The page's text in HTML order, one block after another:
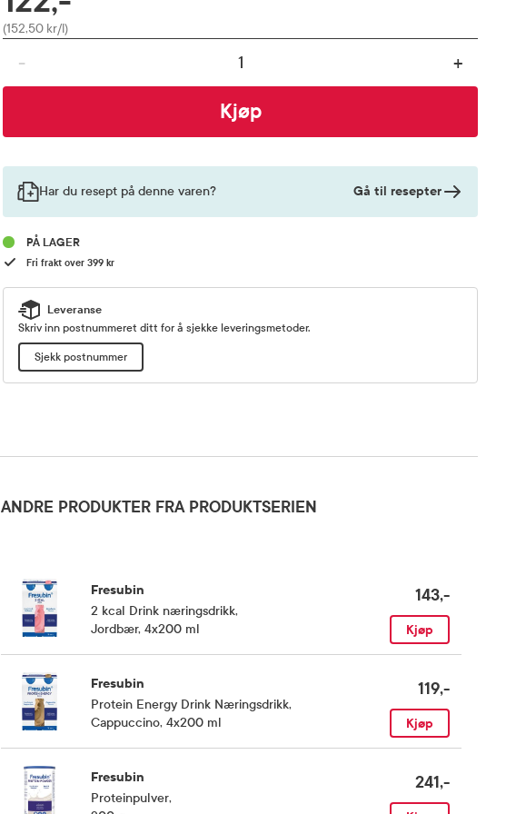
Pris
(152,50 kr/l)
- +
Kjøp
Har du resept på denne varen? Gå til resepter
PÅ LAGER
Fri frakt over 399 kr
Leveranse
Skriv inn postnummeret ditt for å sjekke leveringsmetoder.
Sjekk postnummer
ANDRE PRODUKTER FRA PRODUKTSERIEN
Fresubin
2 kcal Drink næringsdrikk,
Jordbær, 4x200 ml
143,-
Kjøp
Fresubin
Protein Energy Drink Næringsdrikk,
Cappuccino, 4x200 ml
119,-
Kjøp
Fresubin
Proteinpulver,
241,-